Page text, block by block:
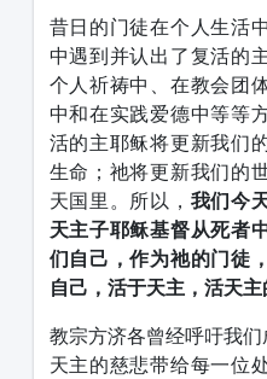
昔日的门徒在个人生活
中遇到并认出了复活的
个人祈祷中、在教会团
中和在实践爱德中等等
活的主耶稣将更新我们
生命；祂将更新我们的
天国里。所以， 我们今
天主子耶稣基督从死者
们自己，作为祂的门徒
自己，活于天主，活天
教宗方济各曾经呼吁我
天主的慈悲带给每一位